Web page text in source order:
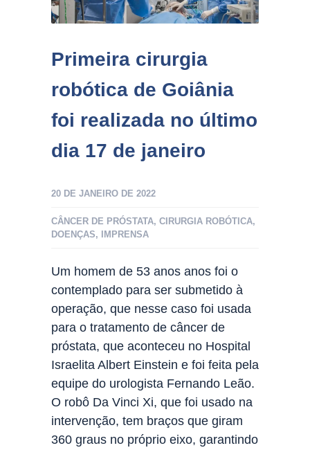
Primeira cirurgia
robótica de Goiânia
foi realizada no último
dia 17 de janeiro
20 DE JANEIRO DE 2022
CÂNCER DE PRÓSTATA, CIRURGIA ROBÓTICA,
DOENÇAS, IMPRENSA
Um homem de 53 anos anos foi o
contemplado para ser submetido à
operação, que nesse caso foi usada
para o tratamento de câncer de
próstata, que aconteceu no Hospital
Israelita Albert Einstein e foi feita pela
equipe do urologista Fernando Leão.
O robô Da Vinci Xi, que foi usado na
intervenção, tem braços que giram
360 graus no próprio eixo, garantindo